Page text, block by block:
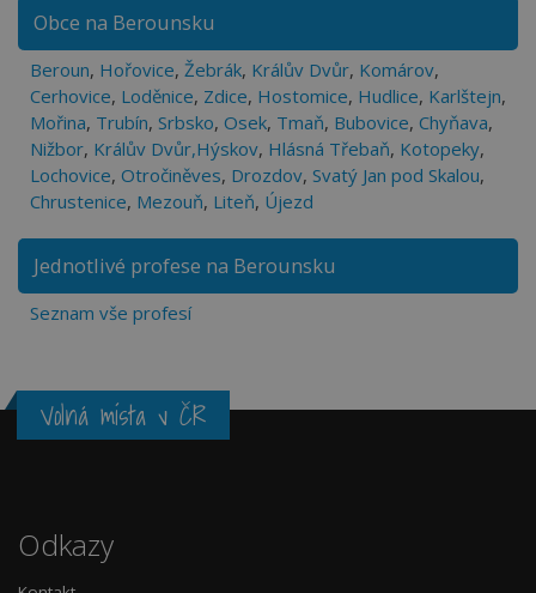
Obce na Berounsku
Beroun, Hořovice, Žebrák, Králův Dvůr, Komárov,
Cerhovice, Loděnice, Zdice, Hostomice, Hudlice, Karlštejn,
Mořina, Trubín, Srbsko, Osek, Tmaň, Bubovice, Chyňava,
Nižbor, Králův Dvůr,Hýskov, Hlásná Třebaň, Kotopeky,
Lochovice, Otročiněves, Drozdov, Svatý Jan pod Skalou,
Chrustenice, Mezouň, Liteň, Újezd
Jednotlivé profese na Berounsku
Seznam vše profesí
Volná místa v ČR
Odkazy